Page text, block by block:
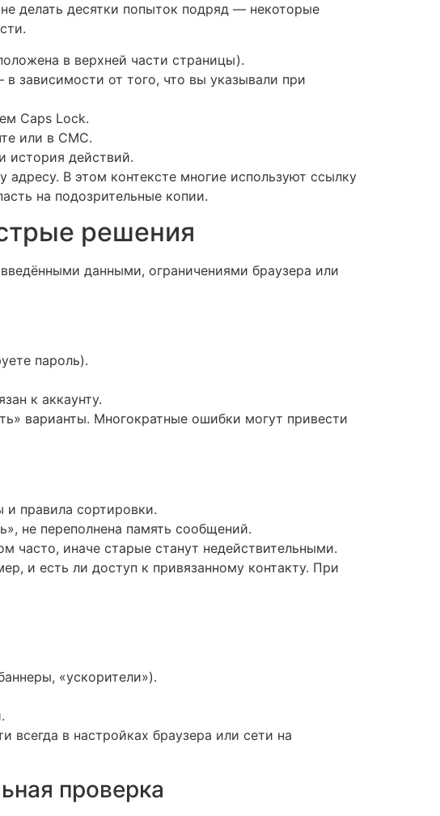
делать десятки попыток подряд — некоторые
в верхней части страницы).
зависимости от того, что вы указывали при
Caps Lock.
или в СМС.
история действий.
В этом контексте многие используют ссылку
на подозрительные копии.
решения
данными, ограничениями браузера или
пароль).
к аккаунту.
варианты. Многократные ошибки могут привести
правила сортировки.
не переполнена память сообщений.
часто, иначе старые станут недействительными.
и есть ли доступ к привязанному контакту. При
«ускорители»).
всегда в настройках браузера или сети на
проверка